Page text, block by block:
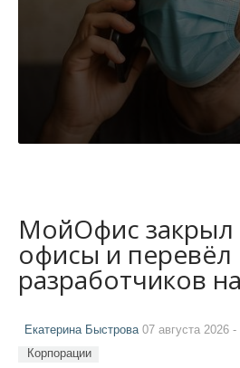
МойОфис
офисы и перевёл
разработчиков
Екатерина Быстрова07 августа 2026 -
Корпорации